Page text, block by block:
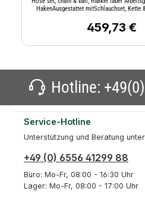
HakenAusgestattet mitSchlauchset, Kette &
kg bei 180 bar3960Kategorie2/
Seite2Kategorie
PositionSeitlichSchubgewicht kg bei 180
Regulärer Preis:
459,73 €
Hotline:
Service-Hotline
Unterstützung und Beratung
+49 (0) 6556 41299 88
Büro: Mo-Fr, 08:00 - 16:30 Uhr
Lager: Mo-Fr, 08:00 - 17:00 Uhr